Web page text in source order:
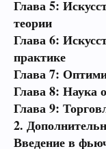
Глава 5:
теории
Глава 6:
практике
Глава 7:
Глава 8: Наука
Глава 9:
2.
Введение в